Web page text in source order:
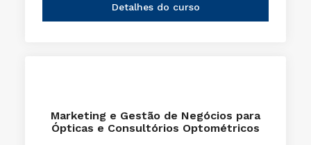
Detalhes do curso
Marketing e Gestão de Negócios para
Ópticas e Consultórios Optométricos